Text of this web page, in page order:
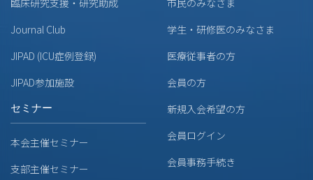
Journal Club
JIPAD (ICU症例登録)
JIPAD参加施設
セミナー
本会主催セミナー
支部主催セミナー
学生・研修医のみなさま
医療従事者の方
会員の方
新規入会希望の方
会員ログイン
会員事務手続き